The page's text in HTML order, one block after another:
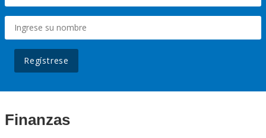
Regístrese
Finanzas